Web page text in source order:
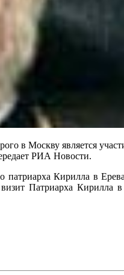
в Москву является
РИА Новости.
Кирилла в
Патриарха